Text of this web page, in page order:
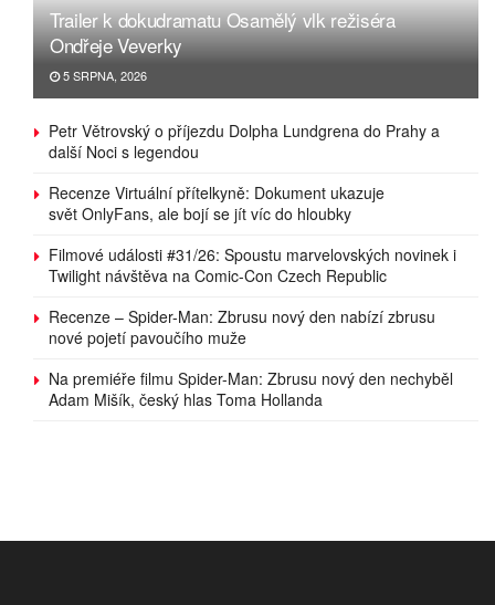
Trailer k dokudramatu Osamělý vlk režiséra
Ondřeje Veverky
5 SRPNA, 2026
Petr Větrovský o příjezdu Dolpha Lundgrena do Prahy a
další Noci s legendou
Recenze Virtuální přítelkyně: Dokument ukazuje
svět OnlyFans, ale bojí se jít víc do hloubky
Filmové události #31/26: Spoustu marvelovských novinek i
Twilight návštěva na Comic-Con Czech Republic
Recenze – Spider-Man: Zbrusu nový den nabízí zbrusu
nové pojetí pavoučího muže
Na premiéře filmu Spider-Man: Zbrusu nový den nechyběl
Adam Mišík, český hlas Toma Hollanda